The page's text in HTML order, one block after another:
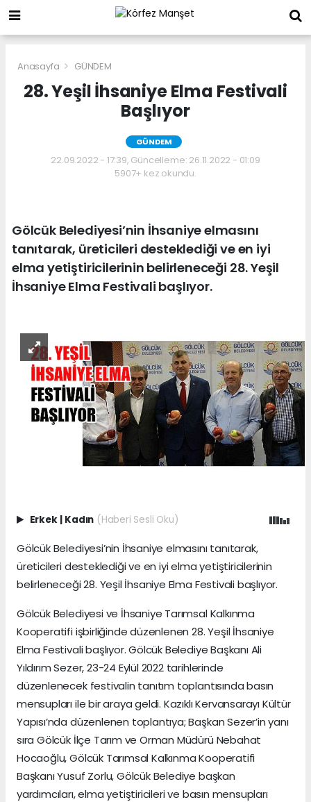
Anasayfa GÜNDEM
28. Yeşil İhsaniye Elma Festivali
Başlıyor
GÜNDEM
22.09.2022 - 17:39, Güncelleme: 26.11.2022 - 01:09
5907+ kez okundu.
Gölcük Belediyesi’nin İhsaniye elmasını
tanıtarak, üreticileri desteklediği ve en iyi
elma yetiştiricilerinin belirleneceği 28. Yeşil
İhsaniye Elma Festivali başlıyor.
Erkek | Kadın (Haberi Sesli Oku)
Gölcük Belediyesi’nin İhsaniye elmasını tanıtarak,
üreticileri desteklediği ve en iyi elma yetiştiricilerinin
belirleneceği 28. Yeşil İhsaniye Elma Festivali başlıyor.
Gölcük Belediyesi ve İhsaniye Tarımsal Kalkınma
Kooperatifi işbirliğinde düzenlenen 28. Yeşil İhsaniye
Elma Festivali başlıyor. Gölcük Belediye Başkanı Ali
Yıldırım Sezer, 23-24 Eylül 2022 tarihlerinde
düzenlenecek festivalin tanıtım toplantısında basın
mensupları ile bir araya geldi. Kazıklı Kervansarayı Kültür
Yapısı’nda düzenlenen toplantıya; Başkan Sezer’in yanı
sıra Gölcük İlçe Tarım ve Orman Müdürü Nebahat
Hocaoğlu, Gölcük Tarımsal Kalkınma Kooperatifi
Başkanı Yusuf Zorlu, Gölcük Belediye başkan
yardımcıları, elma yetiştiricileri ve basın mensupları